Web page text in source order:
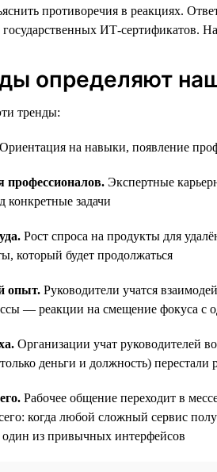
противоречия в реакциях.
ИТ-сертификатов.
определяют
тренды:
Ориентация на навыки, появление
профессионалов. Экспертные
конкретные задачи
Рост спроса на продукты для
который будет продолжаться
опыт. Руководители учатся
— реакции на смещение фокуса с
Организации учат руководителей
деньги и должность) перестали
Рабочее общение переходит в
когда любой сложный сервис
из привычных интерфейсов